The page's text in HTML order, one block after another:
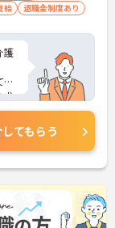
給 退職金制度あり
護
や
求
に
さ
てもらう